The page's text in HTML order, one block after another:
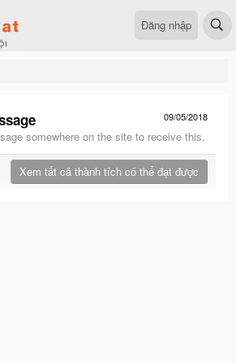
Đăng nhập
09/05/2018
somewhere on the site to receive this.
Xem tất cả thành tích có thể đạt được